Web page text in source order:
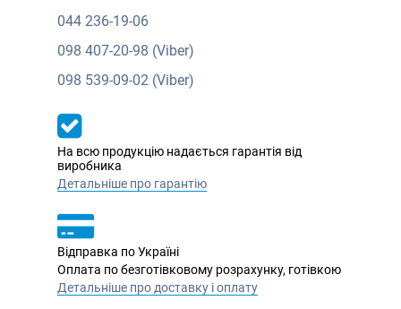
044 236-19-06
098 407-20-98 (Viber)
098 539-09-02 (Viber)
На всю продукцію надається гарантія від
виробника
Детальніше про гарантію
Відправка по Україні
Оплата по безготівковому розрахунку, готівкою
Детальніше про доставку і оплату